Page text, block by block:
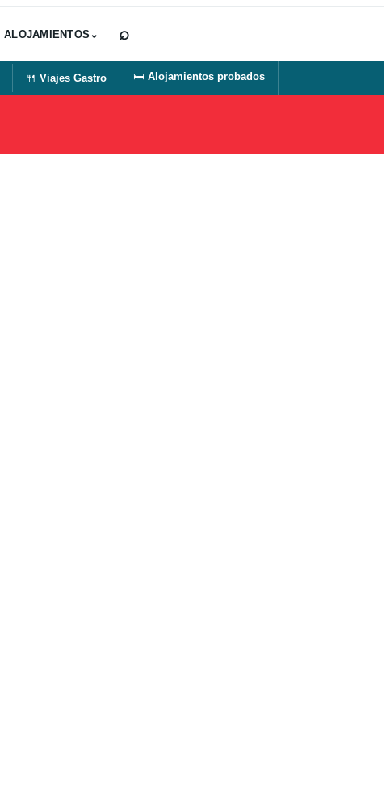
ALOJAMIENTOS ⌄ ⌕
🍴 Viajes Gastro 🛏️ Alojamientos probados